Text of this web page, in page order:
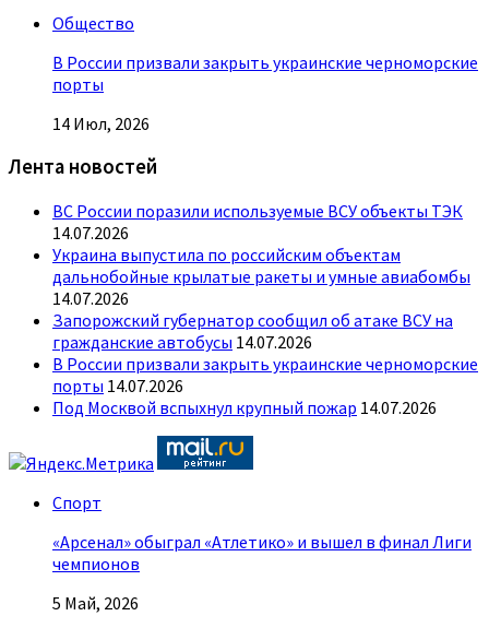
Общество
В России призвали закрыть украинские черноморские
порты
14 Июл, 2026
Лента новостей
ВС России поразили используемые ВСУ объекты ТЭК
14.07.2026
Украина выпустила по российским объектам
дальнобойные крылатые ракеты и умные авиабомбы
14.07.2026
Запорожский губернатор сообщил об атаке ВСУ на
гражданские автобусы 14.07.2026
В России призвали закрыть украинские черноморские
порты 14.07.2026
Под Москвой вспыхнул крупный пожар 14.07.2026
Спорт
«Арсенал» обыграл «Атлетико» и вышел в финал Лиги
чемпионов
5 Май, 2026